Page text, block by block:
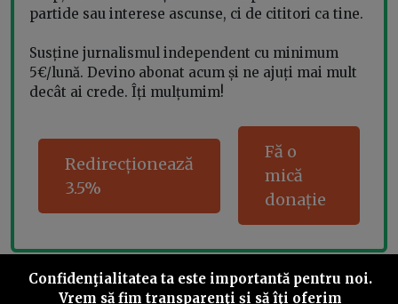
partide sau interese ascunse, ci de cititori ca tine.
Susține jurnalismul independent cu minimum
5€/lună. Devino abonat acum și ne ajuți mai mult
decât ai crede. Îți mulțumim!
Redirecționează
3.5%
Fă o
mică
donație
Share this
Confidenţialitatea ta este importantă pentru noi.
Vrem să fim transparenţi și să îţi oferim